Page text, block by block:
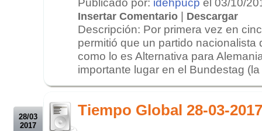
Insertar Comentario | Descargar
Descripción: Por primera vez en
permitió que un partido nacionalista
como lo es Alternativa para
importante lugar en el Bundestag
28/03
2017
Tiempo Global 28-03-